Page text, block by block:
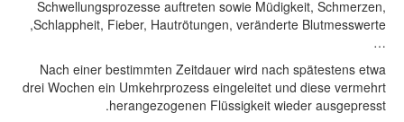
Schwellungsprozesse auftreten sowie Müdigkeit, Schmerzen,
Schlappheit, Fieber, Hautrötungen, veränderte Blutmesswerte,
…
Nach einer bestimmten Zeitdauer wird nach spätestens etwa
drei Wochen ein Umkehrprozess eingeleitet und diese vermehrt
herangezogenen Flüssigkeit wieder ausgepresst.